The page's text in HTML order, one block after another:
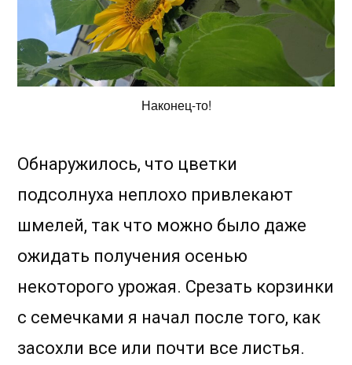
Наконец-то!
Обнаружилось, что цветки
подсолнуха неплохо привлекают
шмелей, так что можно было даже
ожидать получения осенью
некоторого урожая. Срезать корзинки
с семечками я начал после того, как
засохли все или почти все листья.